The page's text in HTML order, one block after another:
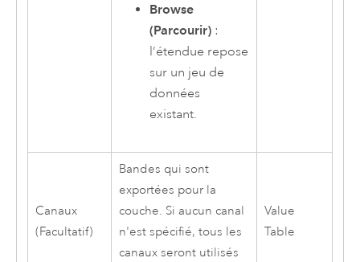
Browse
(Parcourir) :
l’étendue repose
sur un jeu de
données
existant.
Canaux
(Facultatif)
Bandes qui sont
exportées pour la
couche. Si aucun canal
n'est spécifié, tous les
canaux seront utilisés
Value
Table